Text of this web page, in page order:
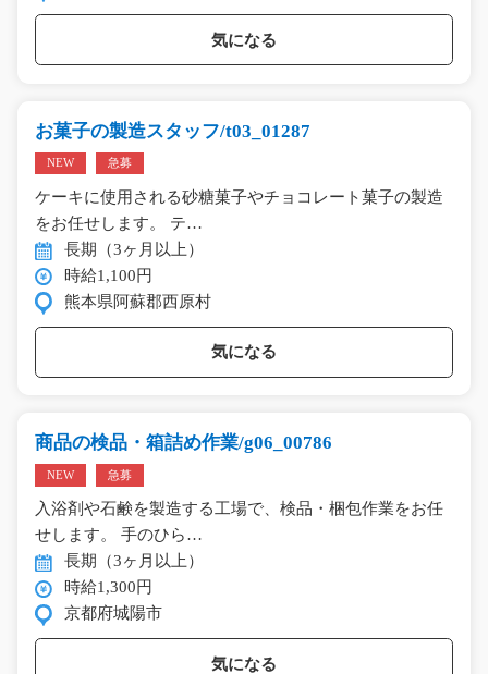
気になる
お菓子の製造スタッフ/t03_01287
NEW 急募
ケーキに使用される砂糖菓子やチョコレート菓子の製造
をお任せします。 テ…
長期（3ヶ月以上）
時給1,100円
熊本県阿蘇郡西原村
気になる
商品の検品・箱詰め作業/g06_00786
NEW 急募
入浴剤や石鹸を製造する工場で、検品・梱包作業をお任
せします。 手のひら…
長期（3ヶ月以上）
時給1,300円
京都府城陽市
気になる